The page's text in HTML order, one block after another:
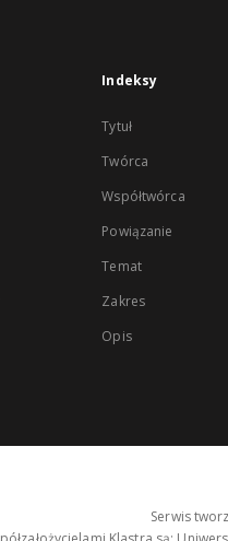
Indeksy
Tytuł
Twórca
Współtwórca
Powiązanie
Temat
Zakres
Opis
Serwis